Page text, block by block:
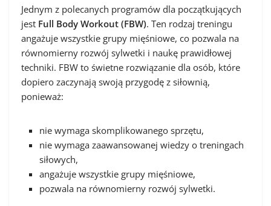
Jednym z polecanych programów dla początkujących
jest Full Body Workout (FBW). Ten rodzaj treningu
angażuje wszystkie grupy mięśniowe, co pozwala na
równomierny rozwój sylwetki i naukę prawidłowej
techniki. FBW to świetne rozwiązanie dla osób, które
dopiero zaczynają swoją przygodę z siłownią,
ponieważ:
nie wymaga skomplikowanego sprzętu,
nie wymaga zaawansowanej wiedzy o treningach
siłowych,
angażuje wszystkie grupy mięśniowe,
pozwala na równomierny rozwój sylwetki.